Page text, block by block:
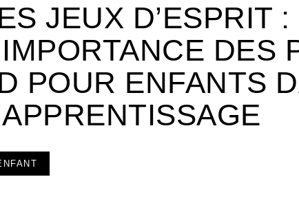
JEUX D’ESPRIT :
DES
POUR ENFANTS